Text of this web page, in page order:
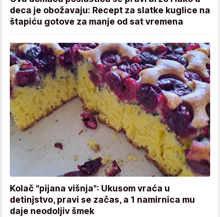
deca je obožavaju: Recept za slatke kuglice na
štapiću gotove za manje od sat vremena
Kolač "pijana višnja": Ukusom vraća u
detinjstvo, pravi se začas, a 1 namirnica mu
daje neodoljiv šmek